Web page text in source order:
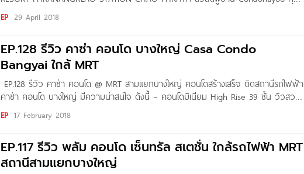
คนค่ะ วันนี้เราจะพาไปชมโครงการ SUPALAI CITY RESORT พระนั่งเกล้า-เจ้าพระยา จาก
ศุภาลัย เป็นคอนโด High-Rise สร้างเสร็จพร้อมอยู่ ที่ตั้งโครงการอยู่บนทำเลศักยภาพ ติด
EP 29 April 2018
EP.128 รีวิว คาซ่า คอนโด บางใหญ่ Casa Condo
Bangyai ใกล้ MRT
EP.128 รีวิว คาซ่า คอนโด @ MRT สามแยกบางใหญ่ คอนโดสร้างเสร็จ ติดสถานีรถไฟฟ้า
คาซ่า คอนโด บางใหญ่ มีความน่าสนใจ ดังนี้ – คอนโดมิเนียม High Rise 39 ชั้น วิวสวย
เหนือใคร ราคาคุ้มค่า ตอบสนองทุกความต้องการ – ติดถนนใหญ่รัตนาธิเบศร์ – ติด
รถไฟฟ้า MRT สถานีสามแยกบางใหญ่
EP 17 February 2018
EP.117 รีวิว พลัม คอนโด เซ็นทรัล สเตชั่น ใกล้รถไฟฟ้า MRT
สถานีสามแยกบางใหญ่